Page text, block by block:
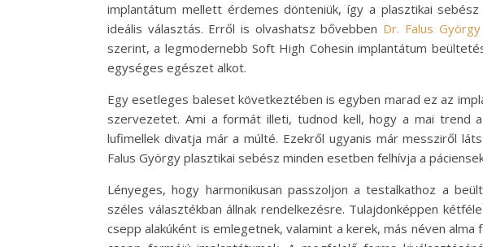
implantátum mellett érdemes dönteniük, így a plasztikai
ideális választás. Erről is olvashatsz bővebben Dr. Falus
szerint, a legmodernebb Soft High Cohesin implantátum
egységes egészet alkot.
Egy esetleges baleset következtében is egyben marad ez az
szervezetet. Ami a formát illeti, tudnod kell, hogy a mai trend
lufimellek divatja már a múlté. Ezekről ugyanis már messziről
Falus György plasztikai sebész minden esetben felhívja a
Lényeges, hogy harmonikusan passzoljon a testalkathoz a
széles választékban állnak rendelkezésre. Tulajdonképpen
csepp alakúként is emlegetnek, valamint a kerek, más néven